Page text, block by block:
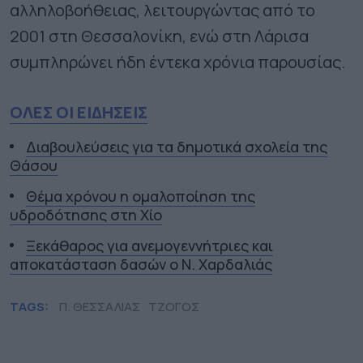
αλληλοβοήθειας, λειτουργώντας από το
2001 στη Θεσσαλονίκη, ενώ στη Λάρισα
συμπληρώνει ήδη έντεκα χρόνια παρουσίας.
ΟΛΕΣ ΟΙ ΕΙΔΗΣΕΙΣ
Διαβουλεύσεις για τα δημοτικά σχολεία της
Θάσου
Θέμα χρόνου η ομαλοποίηση της
υδροδότησης στη Χίο
Ξεκάθαρος για ανεμογεννήτριες και
αποκατάσταση δασών ο Ν. Χαρδαλιάς
TAGS: Π. ΘΕΣΣΑΛΙΑΣ ΤΖΟΓΟΣ